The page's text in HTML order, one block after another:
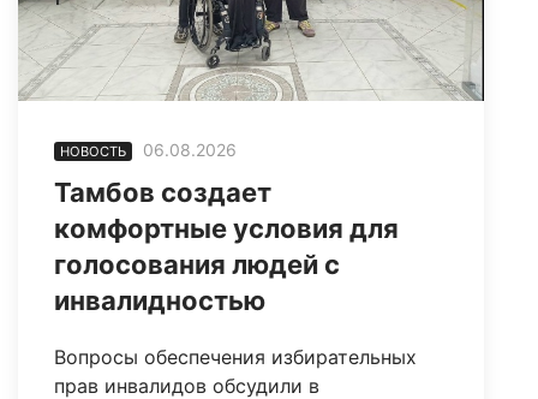
НОВОСТЬ 06.08.2026
Тамбов создает
комфортные условия для
голосования людей с
инвалидностью
Вопросы обеспечения избирательных
прав инвалидов обсудили в